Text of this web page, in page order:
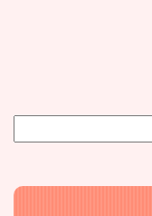
イ
内
索